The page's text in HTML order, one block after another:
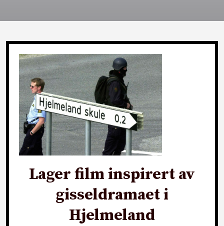
Lager film inspirert av
gisseldramaet i
Hjelmeland